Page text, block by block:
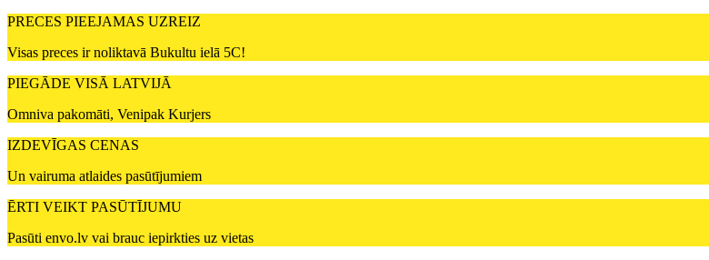
PRECES PIEEJAMAS UZREIZ
Visas preces ir noliktavā Bukultu ielā 5C!
PIEGĀDE VISĀ LATVIJĀ
Omniva pakomāti, Venipak Kurjers
IZDEVĪGAS CENAS
Un vairuma atlaides pasūtījumiem
ĒRTI VEIKT PASŪTĪJUMU
Pasūti envo.lv vai brauc iepirkties uz vietas